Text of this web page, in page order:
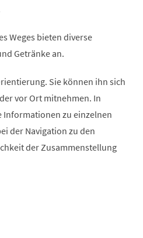
Weges bieten diverse
Getränke an.
Sie können ihn sich
vor Ort mitnehmen. In
Informationen zu einzelnen
der Navigation zu den
der Zusammenstellung